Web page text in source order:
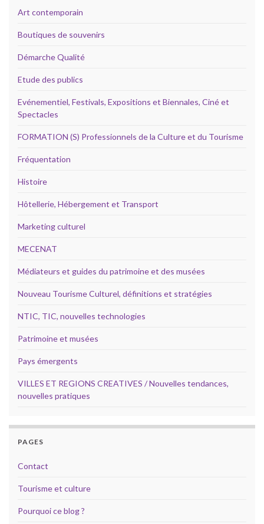
Art contemporain
Boutiques de souvenirs
Démarche Qualité
Etude des publics
Evénementiel, Festivals, Expositions et Biennales, Ciné et
Spectacles
FORMATION (S) Professionnels de la Culture et du Tourisme
Fréquentation
Histoire
Hôtellerie, Hébergement et Transport
Marketing culturel
MECENAT
Médiateurs et guides du patrimoine et des musées
Nouveau Tourisme Culturel, définitions et stratégies
NTIC, TIC, nouvelles technologies
Patrimoine et musées
Pays émergents
VILLES ET REGIONS CREATIVES / Nouvelles tendances,
nouvelles pratiques
PAGES
Contact
Tourisme et culture
Pourquoi ce blog ?